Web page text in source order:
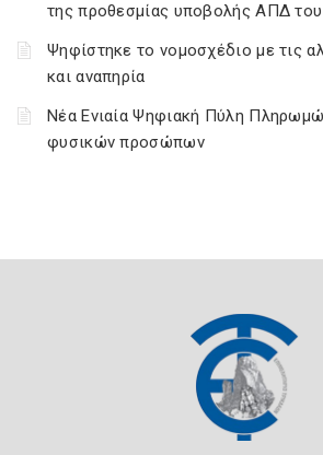
της προθεσμίας υποβολής ΑΠΔ
Ψηφίστηκε το νομοσχέδιο με τις
και αναπηρία
Νέα Ενιαία Ψηφιακή Πύλη
φυσικών προσώπων